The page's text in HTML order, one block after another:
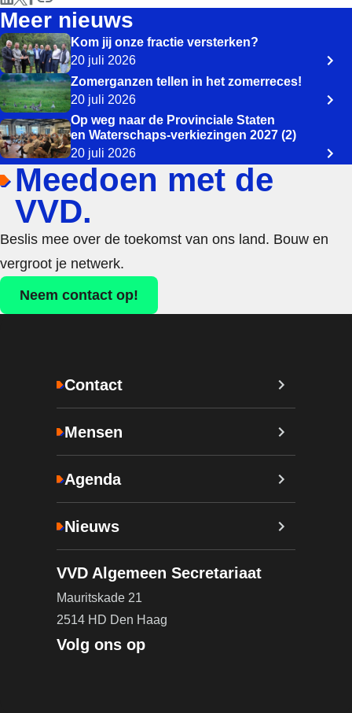
Meer nieuws
Kom jij onze fractie versterken?
20 juli 2026
Zomerganzen tellen in het zomerreces!
20 juli 2026
Op weg naar de Provinciale Staten
en Waterschaps-verkiezingen 2027 (2)
20 juli 2026
Meedoen met de
VVD.
Beslis mee over de toekomst van ons land. Bouw en
vergroot je netwerk.
Neem contact op!
Contact
Mensen
Agenda
Nieuws
VVD Algemeen Secretariaat
Mauritskade 21
2514 HD Den Haag
Volg ons op